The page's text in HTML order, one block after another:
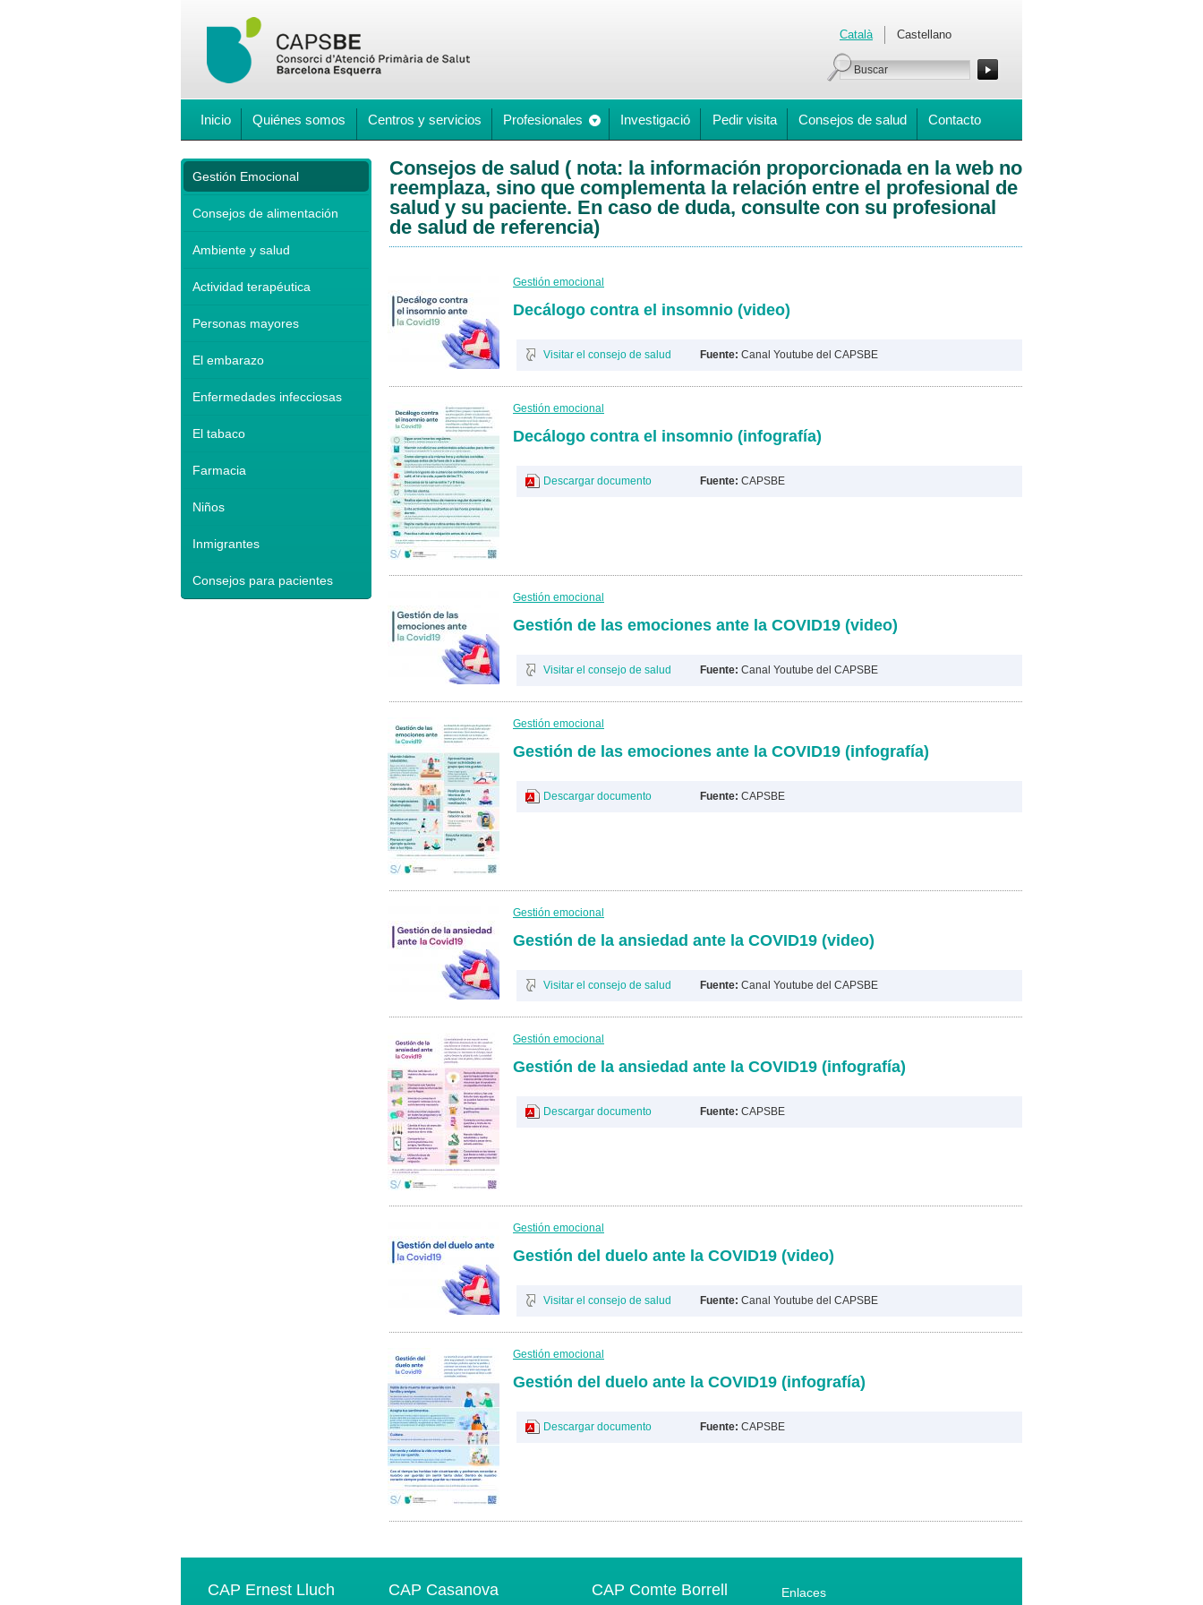
Català Castellano
Inicio Quiénes somos Centros y servicios Profesionales Investigació Pedir visita Consejos de salud Contacto
Gestión Emocional
Consejos de alimentación
Ambiente y salud
Actividad terapéutica
Personas mayores
El embarazo
Enfermedades infecciosas
El tabaco
Farmacia
Niños
Inmigrantes
Consejos para pacientes
Consejos de salud ( nota: la información proporcionada en la web no
reemplaza, sino que complementa la relación entre el profesional de
salud y su paciente. En caso de duda, consulte con su profesional
de salud de referencia)
Gestión emocional
Decálogo contra el insomnio (video)
Fuente: Canal Youtube del CAPSBE
Visitar el consejo de salud
Gestión emocional
Decálogo contra el insomnio (infografía)
Fuente: CAPSBE
Descargar documento
Gestión emocional
Gestión de las emociones ante la COVID19 (video)
Fuente: Canal Youtube del CAPSBE
Visitar el consejo de salud
Gestión emocional
Gestión de las emociones ante la COVID19 (infografía)
Fuente: CAPSBE
Descargar documento
Gestión emocional
Gestión de la ansiedad ante la COVID19 (video)
Fuente: Canal Youtube del CAPSBE
Visitar el consejo de salud
Gestión emocional
Gestión de la ansiedad ante la COVID19 (infografía)
Fuente: CAPSBE
Descargar documento
Gestión emocional
Gestión del duelo ante la COVID19 (video)
Fuente: Canal Youtube del CAPSBE
Visitar el consejo de salud
Gestión emocional
Gestión del duelo ante la COVID19 (infografía)
Fuente: CAPSBE
Descargar documento
CAP Ernest Lluch CAP Casanova CAP Comte Borrell Enlaces